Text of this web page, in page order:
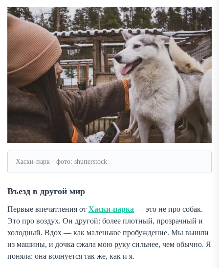
Хаски-парк · фото: shutterstock
Въезд в другой мир
Первые впечатления от Хаски-парка — это не про собак.
Это про воздух. Он другой: более плотный, прозрачный и
холодный. Вдох — как маленькое пробуждение. Мы вышли
из машины, и дочка сжала мою руку сильнее, чем обычно. Я
поняла: она волнуется так же, как и я.